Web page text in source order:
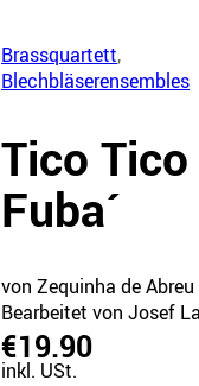
Brassquartett,
Blechbläserensembles
Tico
Fuba´
von Zequinha de Abreu
Bearbeitet von Josef
€19.90
inkl. USt.